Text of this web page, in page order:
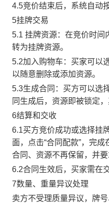
4.5竞价结束后，系统自动
5挂牌交易
5.1 挂牌资源：在竞价时间
转为挂牌资源。
5.2加入购物车：买家可以
以随意删除或添加资源。
5.3生成合同：买方可以选
同生成后，资源即被锁定
6结算和交收
6.1买方竞价成功或选择挂
面，点击“合同配款”，完
合同、资源不再保留，并
6.2合同生效后，买家需在
7数量、重量异议处理
卖方不受理质量异议，牌